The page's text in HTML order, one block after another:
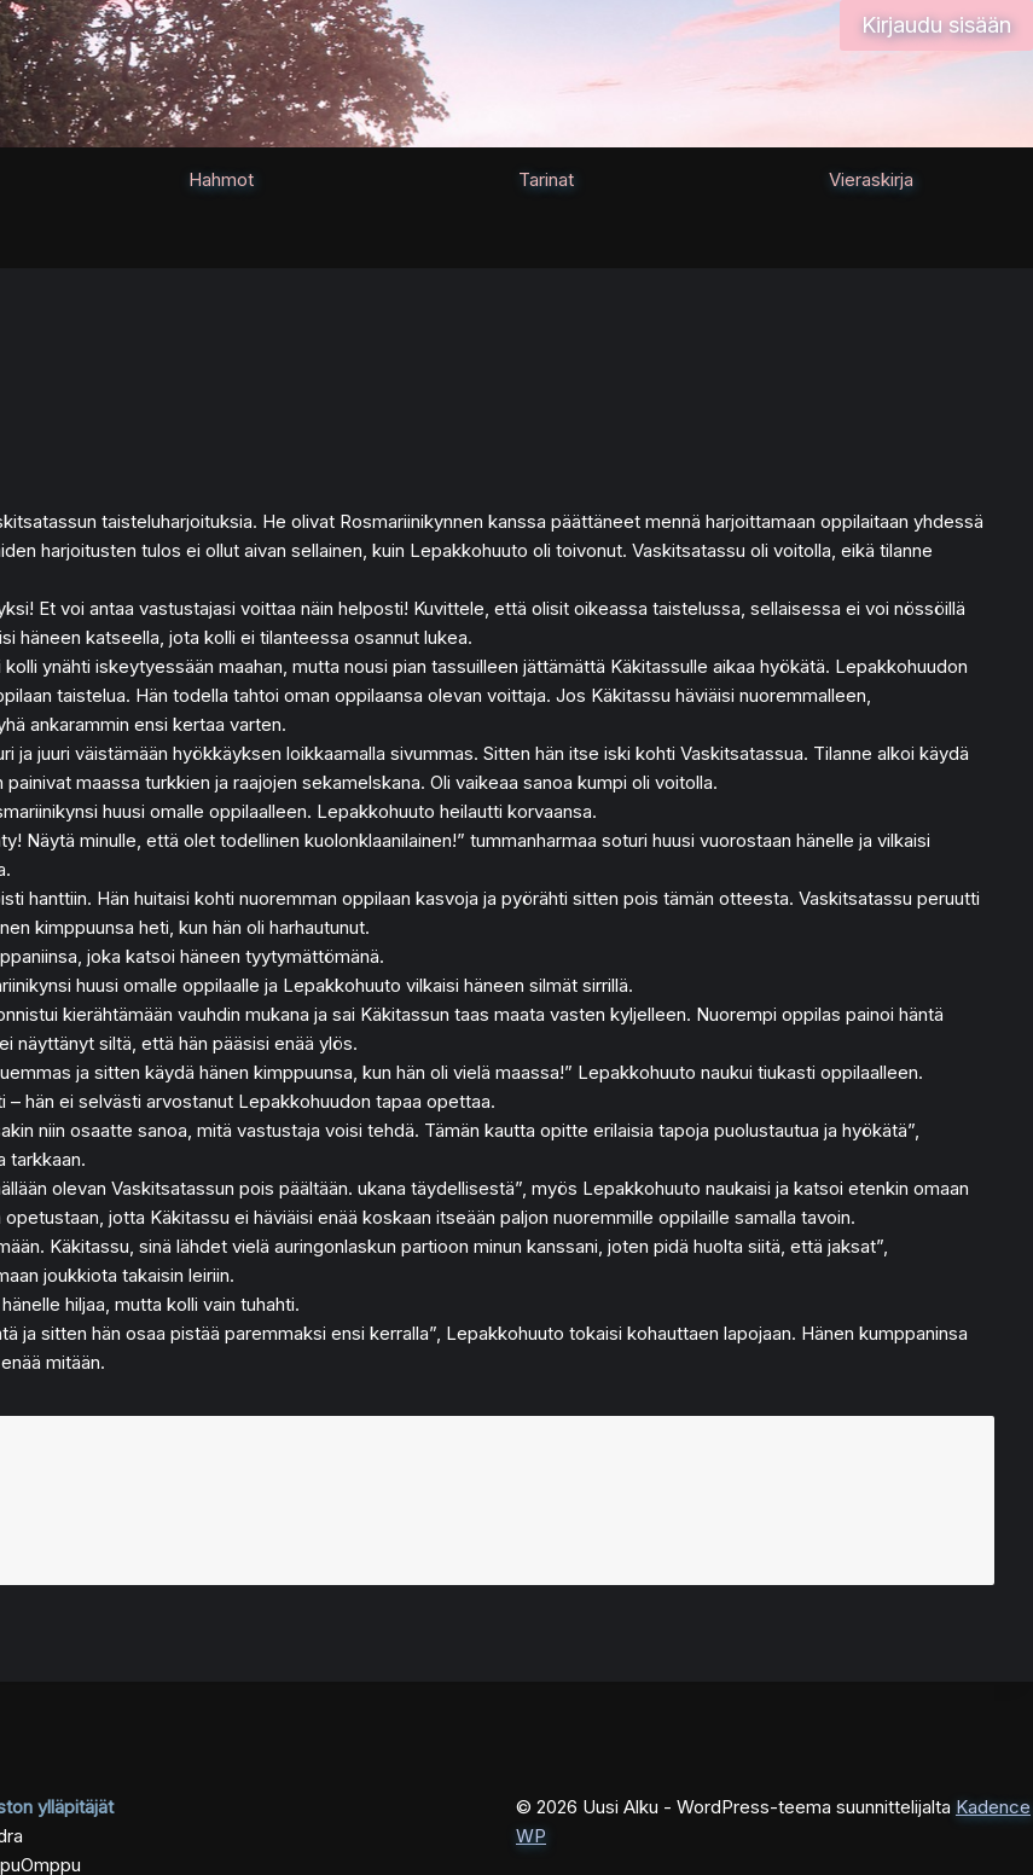
Kirjaudu sisään
Hahmot Tarinat Vieraskirja
taisteluharjoituksia. He olivat Rosmariinikynnen kanssa päättäneet mennä harjoittamaan oppilaitaan yhdessä
harjoitusten tulos ei ollut aivan sellainen, kuin Lepakkohuuto oli toivonut. Vaskitsatassu oli voitolla, eikä tilanne
Et voi antaa vastustajasi voittaa näin helposti! Kuvittele, että olisit oikeassa taistelussa, sellaisessa ei voi nössöillä
häneen katseella, jota kolli ei tilanteessa osannut lukea.
ynähti iskeytyessään maahan, mutta nousi pian tassuilleen jättämättä Käkitassulle aikaa hyökätä. Lepakkohuudon
taistelua. Hän todella tahtoi oman oppilaansa olevan voittaja. Jos Käkitassu häviäisi nuoremmalleen,
ankarammin ensi kertaa varten.
ja juuri väistämään hyökkäyksen loikkaamalla sivummas. Sitten hän itse iski kohti Vaskitsatassua. Tilanne alkoi käydä
maassa turkkien ja raajojen sekamelskana. Oli vaikeaa sanoa kumpi oli voitolla.
huusi omalle oppilaalleen. Lepakkohuuto heilautti korvaansa.
Näytä minulle, että olet todellinen kuolonklaanilainen!” tummanharmaa soturi huusi vuorostaan hänelle ja vilkaisi
hanttiin. Hän huitaisi kohti nuoremman oppilaan kasvoja ja pyörähti sitten pois tämän otteesta. Vaskitsatassu peruutti
kimppuunsa heti, kun hän oli harhautunut.
joka katsoi häneen tyytymättömänä.
huusi omalle oppilaalle ja Lepakkohuuto vilkaisi häneen silmät sirrillä.
kierähtämään vauhdin mukana ja sai Käkitassun taas maata vasten kyljelleen. Nuorempi oppilas painoi häntä
näyttänyt siltä, että hän pääsisi enää ylös.
ja sitten käydä hänen kimppuunsa, kun hän oli vielä maassa!” Lepakkohuuto naukui tiukasti oppilaalleen.
hän ei selvästi arvostanut Lepakkohuudon tapaa opettaa.
niin osaatte sanoa, mitä vastustaja voisi tehdä. Tämän kautta opitte erilaisia tapoja puolustautua ja hyökätä”,
tarkkaan.
olevan Vaskitsatassun pois päältään. ukana täydellisestä”, myös Lepakkohuuto naukaisi ja katsoi etenkin omaan
jotta Käkitassu ei häviäisi enää koskaan itseään paljon nuoremmille oppilaille samalla tavoin.
Käkitassu, sinä lähdet vielä auringonlaskun partioon minun kanssani, joten pidä huolta siitä, että jaksat”,
joukkiota takaisin leiriin.
hiljaa, mutta kolli vain tuhahti.
ja sitten hän osaa pistää paremmaksi ensi kerralla”, Lepakkohuuto tokaisi kohauttaen lapojaan. Hänen kumppaninsa
mitään.
ylläpitäjät
© 2026 Uusi Alku - WordPress-teema suunnittelijalta Kadence
WP